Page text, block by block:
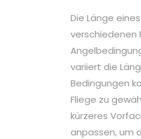
Die Länge
verschiedenen
variiert die
Bedingungen
Fliege zu
kürzeres
anpassen, um